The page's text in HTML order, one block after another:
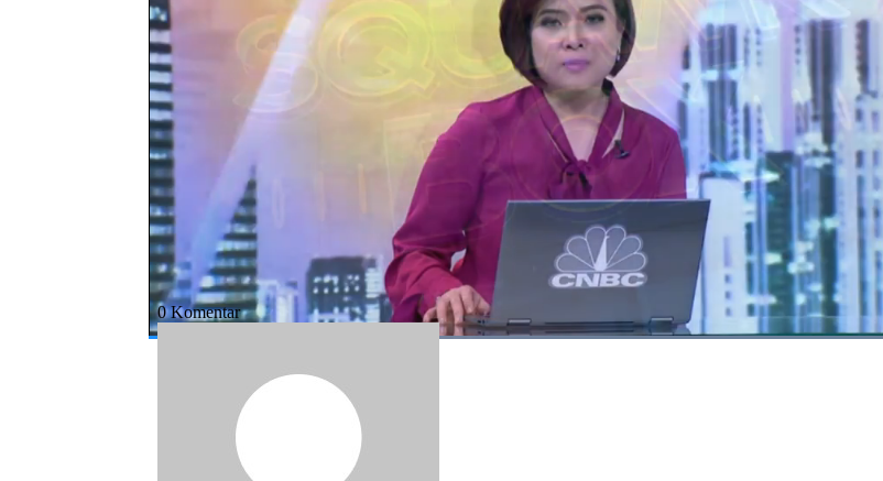
Simak informasi selengkapnya di Squawk Box, CNBC Indonesia (Jumat, 04/10/2019) berikut ini.
Bagikan:
#biodiesel